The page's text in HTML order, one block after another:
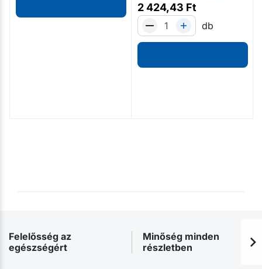
2 424,43 Ft
db
Felelősség az
egészségért
Minőség minden
részletben